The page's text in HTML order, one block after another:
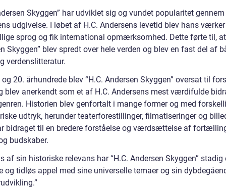
Skyggen” har udviklet sig og vundet popularitet gennem
udgivelse. I løbet af H.C. Andersens levetid blev hans
sprog og fik international opmærksomhed. Dette førte til, at
Skyggen” blev spredt over hele verden og blev en fast del af
verdenslitteratur.
20. århundrede blev “H.C. Andersen Skyggen” oversat til
blev anerkendt som et af H.C. Andersens mest værdifulde
Historien blev genfortalt i mange former og med
udtryk, herunder teaterforestillinger, filmatiseringer og
bidraget til en bredere forståelse og værdsættelse af
budskaber.
af sin historiske relevans har “H.C. Andersen Skyggen” stadig
og tidløs appel med sine universelle temaer og sin